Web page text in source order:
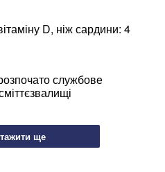
D, ніж сардини: 4
службове
ще